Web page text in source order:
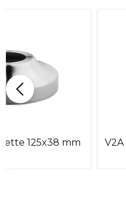
125x38 mm